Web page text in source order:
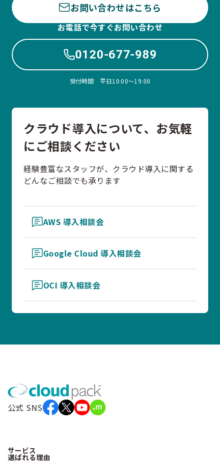
お問い合わせはこちら
お電話で今すぐお問い合わせ
0120-677-989
受付時間 平日10:00〜19:00
クラウド導入について、お気軽
にご相談ください
経験豊富なスタッフが、クラウド導入に関する
どんなご相談でも承ります
AWS 導入相談会
Google Cloud 導入相談会
OCI 導入相談会
公式 SNS
サービス
選ばれる理由